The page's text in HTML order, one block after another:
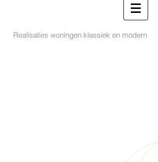
Realisaties woningen klassiek en modern